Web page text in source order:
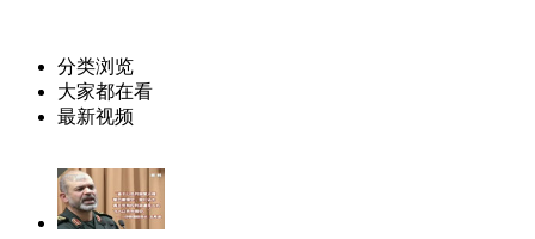
分类浏览
大家都在看
最新视频